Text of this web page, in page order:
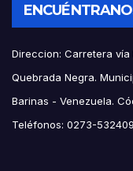
Direccion: Carretera vía
Quebrada Negra.
Barinas - Venezuela.
Teléfonos: 0273-